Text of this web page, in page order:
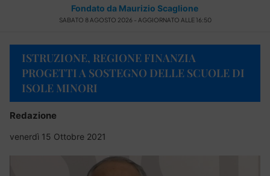
Fondato da Maurizio Scaglione
SABATO 8 AGOSTO 2026 - AGGIORNATO ALLE 16:50
ISTRUZIONE, REGIONE FINANZIA
PROGETTI A SOSTEGNO DELLE SCUOLE DI
ISOLE MINORI
Redazione
venerdì 15 Ottobre 2021